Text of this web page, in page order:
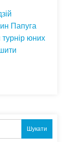
Папуга
турнір юних